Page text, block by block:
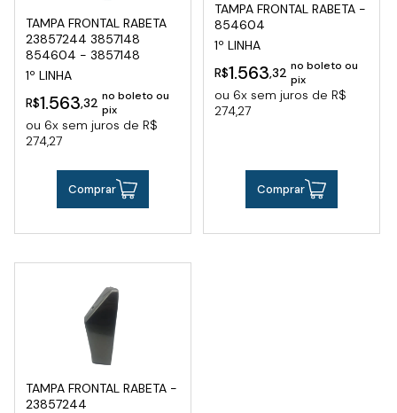
TAMPA FRONTAL RABETA
23857244 3857148
854604 - 3857148
1º LINHA
R$1.563,32 no boleto ou
pix
ou 6x sem juros de R$
274,27
Comprar
TAMPA FRONTAL RABETA -
854604
1º LINHA
R$1.563,32 no boleto ou
pix
ou 6x sem juros de R$
274,27
Comprar
TAMPA FRONTAL RABETA -
23857244